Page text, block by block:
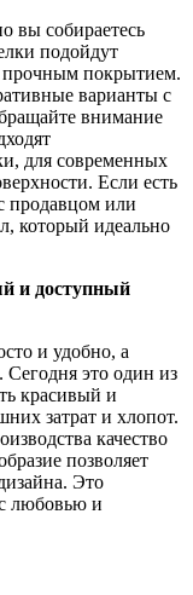
вы собираетесь
подойдут
прочным покрытием.
варианты с
внимание
для современных
Если есть
продавцом или
который идеально
и доступный
и удобно, а
Сегодня это один из
красивый и
затрат и хлопот.
качество
позволяет
Это
любовью и